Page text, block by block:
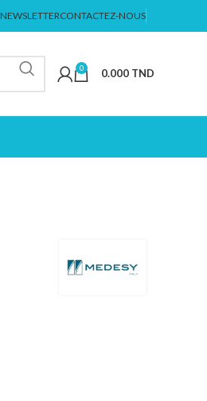
NEWSLETTERCONTACTEZ-NOUS
0 0.000 TND